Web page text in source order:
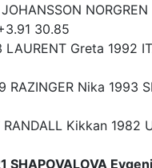
30.85
LAURENT Greta 1992
RAZINGER Nika 1993
RANDALL Kikkan 1982
SHAPOVALOVA